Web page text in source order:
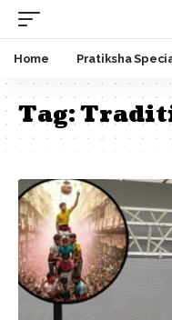
Home Pratiksha
Tag: